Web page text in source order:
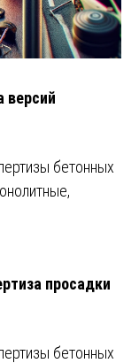
версий
бетонных
просадки
бетонных